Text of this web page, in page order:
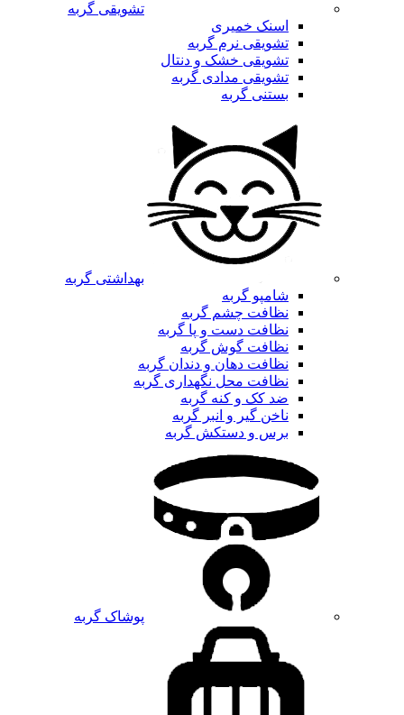
تشویقی گربه
اسنک خمیری
تشویقی نرم گربه
تشویقی خشک و دنتال
تشویقی مدادی گربه
بستنی گربه
بهداشتی گربه
شامپو گربه
نظافت چشم گربه
نظافت دست و پا گربه
نظافت گوش گربه
نظافت دهان و دندان گربه
نظافت محل نگهداری گربه
ضد کک و کنه گربه
ناخن گیر و انبر گربه
برس و دستکش گربه
پوشاک گربه